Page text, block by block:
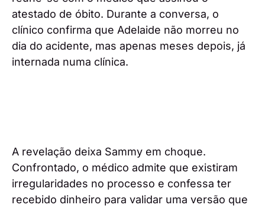
atestado de óbito. Durante a conversa, o
clínico confirma que Adelaide não morreu no
dia do acidente, mas apenas meses depois, já
internada numa clínica.
A revelação deixa Sammy em choque.
Confrontado, o médico admite que existiram
irregularidades no processo e confessa ter
recebido dinheiro para validar uma versão que